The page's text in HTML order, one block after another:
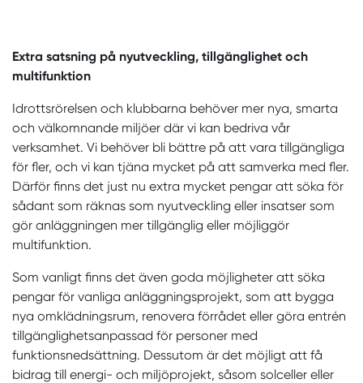
Extra satsning på nyutveckling, tillgänglighet och
multifunktion
Idrottsrörelsen och klubbarna behöver mer nya, smarta
och välkomnande miljöer där vi kan bedriva vår
verksamhet. Vi behöver bli bättre på att vara tillgängliga
för fler, och vi kan tjäna mycket på att samverka med fler.
Därför finns det just nu extra mycket pengar att söka för
sådant som räknas som nyutveckling eller insatser som
gör anläggningen mer tillgänglig eller möjliggör
multifunktion.
Som vanligt finns det även goda möjligheter att söka
pengar för vanliga anläggningsprojekt, som att bygga
nya omklädningsrum, renovera förrådet eller göra entrén
tillgänglighetsanpassad för personer med
funktionsnedsättning. Dessutom är det möjligt att få
bidrag till energi- och miljöprojekt, såsom solceller eller